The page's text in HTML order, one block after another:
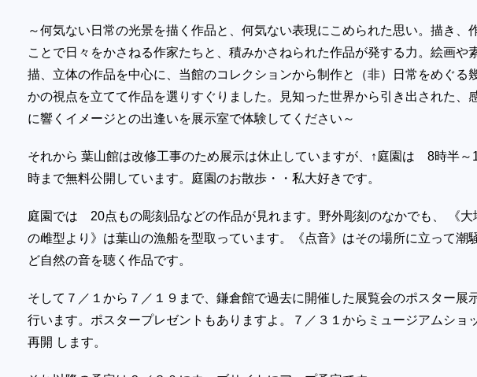
～何気ない日常の光景を描く作品と、何気ない表現にこめられた思い。描き、
ことで日々をかさねる作家たちと、積みかさねられた作品が発する力。絵画や
描、立体の作品を中心に、当館のコレクションから制作と（非）日常をめぐる
かの視点を立てて作品を選りすぐりました。見知った世界から引き出された、
に響くイメージとの出逢いを展示室で体験してください～
それから 葉山館は改修工事のため展示は休止していますが、↑庭園は 8時半～
時まで無料公開しています。庭園のお散歩・・私大好きです。
庭園では 20点もの彫刻品などの作品が見れます。野外彫刻のなかでも、 《大
の雌型より》は葉山の漁船を型取っています。《点音》はその場所に立って潮
ど自然の音を聴く作品です。
そして７／１から７／１９まで、鎌倉館で過去に開催した展覧会のポスター展
行います。ポスタープレゼントもありますよ。７／３１からミュージアムショ
再開 します。